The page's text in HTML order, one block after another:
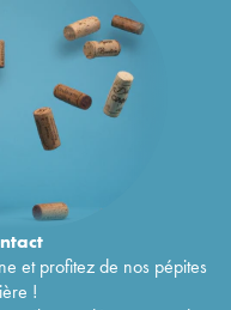
et profitez de nos pépites
!